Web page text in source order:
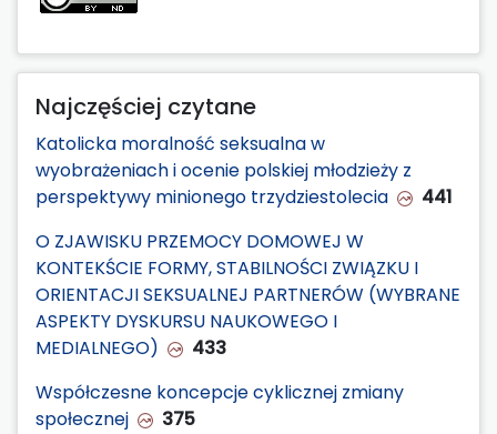
Najczęściej czytane
Katolicka moralność seksualna w
wyobrażeniach i ocenie polskiej młodzieży z
perspektywy minionego trzydziestolecia
441
O ZJAWISKU PRZEMOCY DOMOWEJ W
KONTEKŚCIE FORMY, STABILNOŚCI ZWIĄZKU I
ORIENTACJI SEKSUALNEJ PARTNERÓW (WYBRANE
ASPEKTY DYSKURSU NAUKOWEGO I
MEDIALNEGO)
433
Współczesne koncepcje cyklicznej zmiany
społecznej
375